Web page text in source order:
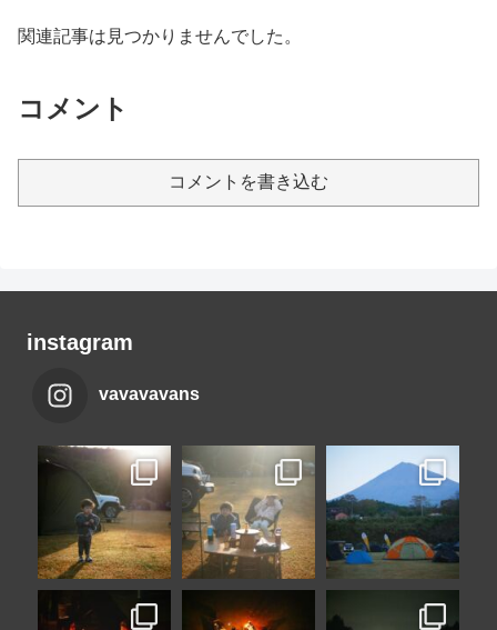
関連記事は見つかりませんでした。
コメント
コメントを書き込む
instagram
vavavavans